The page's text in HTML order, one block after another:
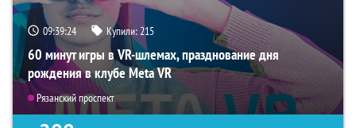
09:39:24 Купили:215
60 минут игры в VR-шлемах, празднование дня
рождения в клубе Meta VR
Рязанский проспект